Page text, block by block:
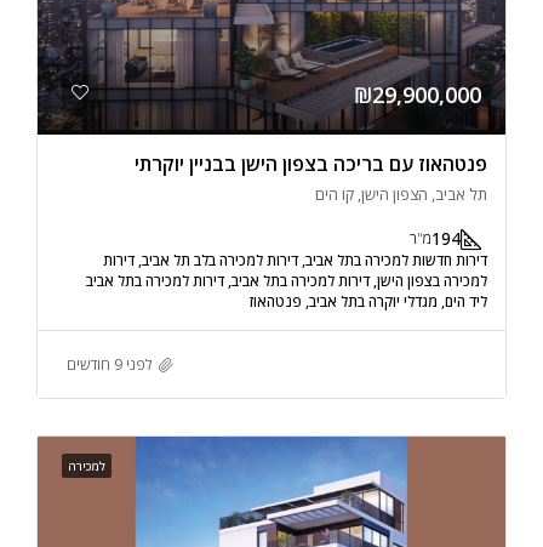
₪29,900,000
פנטהאוז עם בריכה בצפון הישן בבניין יוקרתי
תל אביב, הצפון הישן, קו הים
194מ"ר
דירות חדשות למכירה בתל אביב, דירות למכירה בלב תל אביב, דירות
למכירה בצפון הישן, דירות למכירה בתל אביב, דירות למכירה בתל אביב
ליד הים, מגדלי יוקרה בתל אביב, פנטהאוז
לפני 9 חודשים
למכירה